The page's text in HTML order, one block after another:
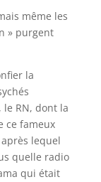
même les
» purgent
la
RN, dont la
ce fameux
lequel
quelle radio
qui était